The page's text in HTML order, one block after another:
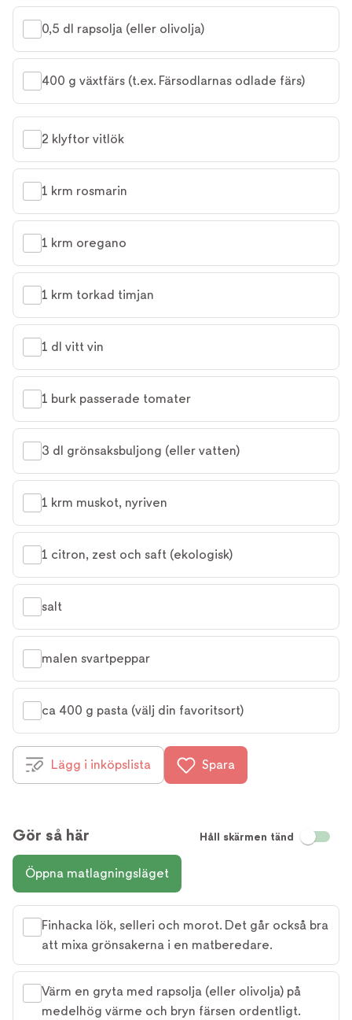
0,5 dl rapsolja (eller olivolja)
400 g växtfärs (t.ex. Färsodlarnas odlade färs)
2 klyftor vitlök
1 krm rosmarin
1 krm oregano
1 krm torkad timjan
1 dl vitt vin
1 burk passerade tomater
3 dl grönsaksbuljong (eller vatten)
1 krm muskot, nyriven
1 citron, zest och saft (ekologisk)
salt
malen svartpeppar
ca 400 g pasta (välj din favoritsort)
Lägg i inköpslista Spara
Gör så här Håll skärmen tänd
Öppna matlagningsläget
Finhacka lök, selleri och morot. Det går också bra
att mixa grönsakerna i en matberedare.
Värm en gryta med rapsolja (eller olivolja) på
medelhög värme och bryn färsen ordentligt.